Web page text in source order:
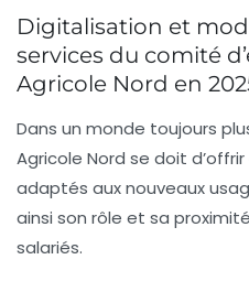
Digitalisation et
services du comité
Agricole Nord en
Dans un monde toujours
Agricole Nord se doit
adaptés aux nouveaux
ainsi son rôle et sa
salariés.